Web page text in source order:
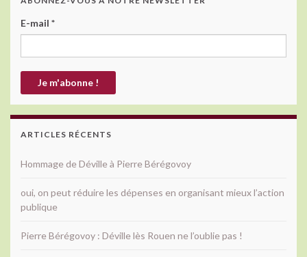
E-mail *
ARTICLES RÉCENTS
Hommage de Déville à Pierre Bérégovoy
oui, on peut réduire les dépenses en organisant mieux l’action
publique
Pierre Bérégovoy : Déville lès Rouen ne l’oublie pas !